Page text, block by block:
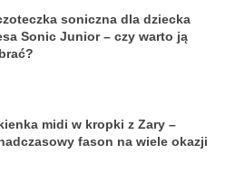
soniczna dla dziecka
Sonic Junior – czy warto ją
midi w kropki z Zary –
fason na wiele okazji